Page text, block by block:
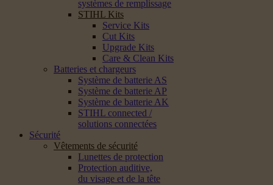
systèmes de remplissage
STIHL Kits
Service Kits
Cut Kits
Upgrade Kits
Care & Clean Kits
Batteries et chargeurs
Système de batterie AS
Système de batterie AP
Système de batterie AK
STIHL connected /
solutions connectées
Sécurité
Vêtements de sécurité
Lunettes de protection
Protection auditive,
du visage et de la tête